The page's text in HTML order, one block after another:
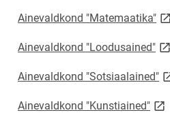
Ainevaldkond "Matemaatika"
Ainevaldkond "Loodusained"
Ainevaldkond "Sotsiaalained"
Ainevaldkond "Kunstiained"link